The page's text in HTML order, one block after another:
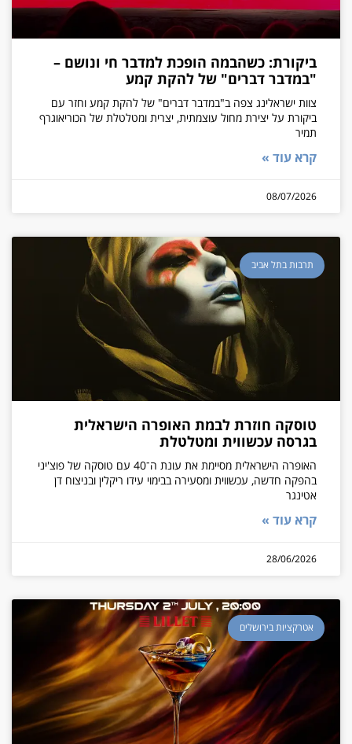
ביקורת: כשהבמה הופכת למדבר חי ונושם –
"במדבר דברים" של להקת קמע
צוות ישראלינג צפה ב"במדבר דברים" של להקת קמע וחזר עם
ביקורת על יצירת מחול עוצמתית, יצרית ומטלטלת של הכוריאוגרף
תמיר
קרא עוד »
08/07/2026
תרבות בתל אביב
טוסקה חוזרת לבמת האופרה הישראלית
בגרסה עכשווית ומטלטלת
האופרה הישראלית מסיימת את עונת ה־40 עם טוסקה של פוצ'יני
בהפקה חדשה, עכשווית ומסעירה בבימוי עידו ריקלין ובניצוח דן
אטינגר
קרא עוד »
28/06/2026
אטרקציות בירושלים